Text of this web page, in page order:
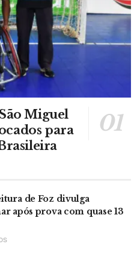
Miguel
para
de Foz divulga
após prova com quase 13